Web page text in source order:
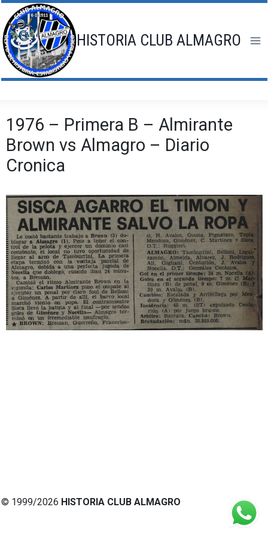
Saltar
al
contenido
HISTORIA CLUB ALMAGRO
1976 – Primera B – Almirante
Brown vs Almagro – Diario
Cronica
© 1999/2026 HISTORIA CLUB ALMAGRO